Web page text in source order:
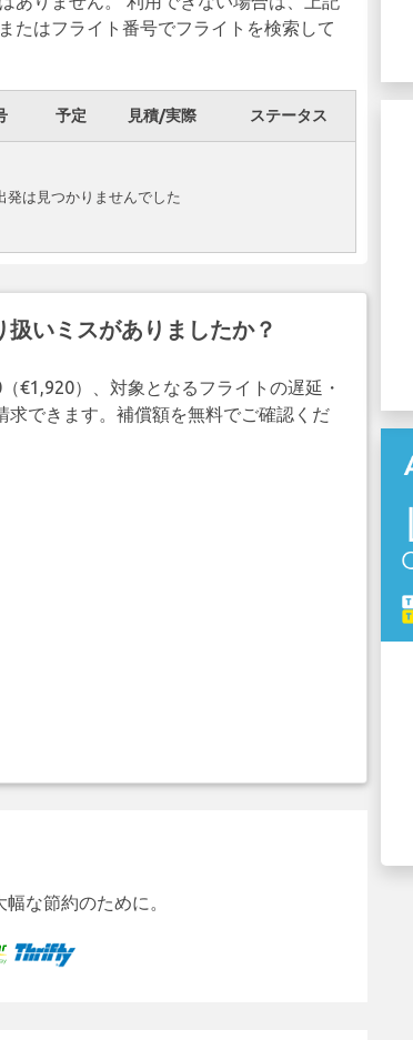
たはフライト番号でフライトを検索して
予定 見積/実際 ステータス
発は見つかりませんでした
いミスがありましたか？
€1,920）、対象となるフライトの遅延・
できます。補償額を無料でご確認くだ
幅な節約のために。